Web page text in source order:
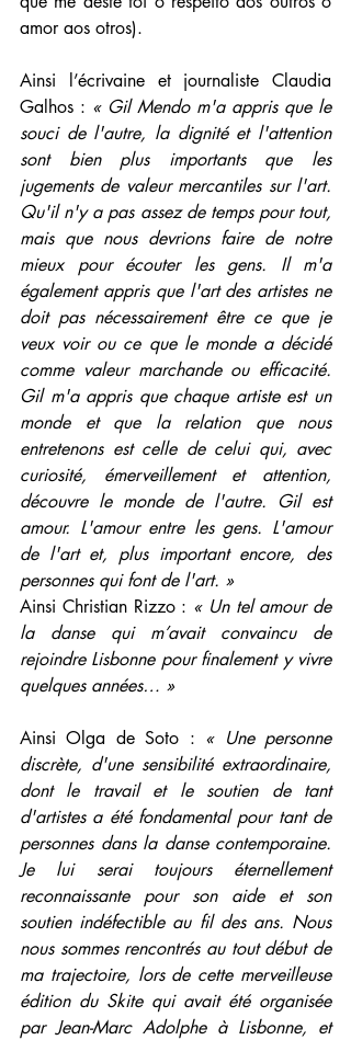
amor aos otros).
Ainsi l’écrivaine et journaliste Claudia
Galhos : « Gil Mendo m'a appris que le
souci de l'autre, la dignité et l'attention
sont bien plus importants que les
jugements de valeur mercantiles sur l'art.
Qu'il n'y a pas assez de temps pour tout,
mais que nous devrions faire de notre
mieux pour écouter les gens. Il m'a
également appris que l'art des artistes ne
doit pas nécessairement être ce que je
veux voir ou ce que le monde a décidé
comme valeur marchande ou efficacité.
Gil m'a appris que chaque artiste est un
monde et que la relation que nous
entretenons est celle de celui qui, avec
curiosité, émerveillement et attention,
découvre le monde de l'autre. Gil est
amour. L'amour entre les gens. L'amour
de l'art et, plus important encore, des
personnes qui font de l'art. »
Ainsi Christian Rizzo : « Un tel amour de
la danse qui m’avait convaincu de
rejoindre Lisbonne pour finalement y vivre
quelques années… »
Ainsi Olga de Soto : « Une personne
discrète, d'une sensibilité extraordinaire,
dont le travail et le soutien de tant
d'artistes a été fondamental pour tant de
personnes dans la danse contemporaine.
Je lui serai toujours éternellement
reconnaissante pour son aide et son
soutien indéfectible au fil des ans. Nous
nous sommes rencontrés au tout début de
ma trajectoire, lors de cette merveilleuse
édition du Skite qui avait été organisée
par Jean-Marc Adolphe à Lisbonne, et